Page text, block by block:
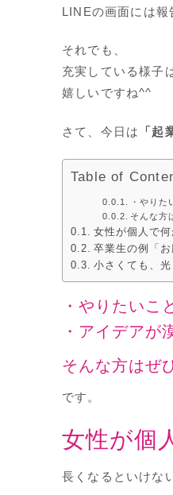
LINEの画面には報
それでも、
充実している様子
嬉しいですね^^
さて、今日は 「起
Table of
・やりた
そんな方
女性が個人で
卒業生の例「
小さくても、
・やりたいこ
・アイデアが
そんな方はぜ
です。
女性が個
長くなるといけな